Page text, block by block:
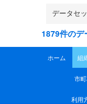
1879件の
ホーム 組
市
利用